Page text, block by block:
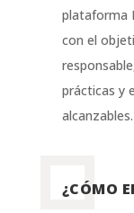
plataforma
con el
prácticas y
alcanzables.
¿CÓMO